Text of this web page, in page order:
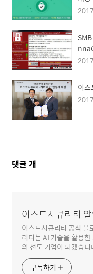
어,
이스
댓
댓글 개
이스트시큐리티
이스트시큐리티 공식 블
리티는 AI 기술을 활용
의 선도 기업이 되겠습니
구독하기